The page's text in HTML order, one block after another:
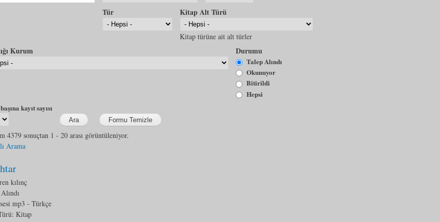
Tür Kitap Alt Türü
Kitap türüne ait alt türler
Kurum Durumu
Talep Alındı
Okunuyor
Bitirildi
Hepsi
kayıt sayısı
4379 sonuçtan 1 - 20 arası görüntüleniyor.
Arama
kılınç
mp3 - Türkçe
Kitap